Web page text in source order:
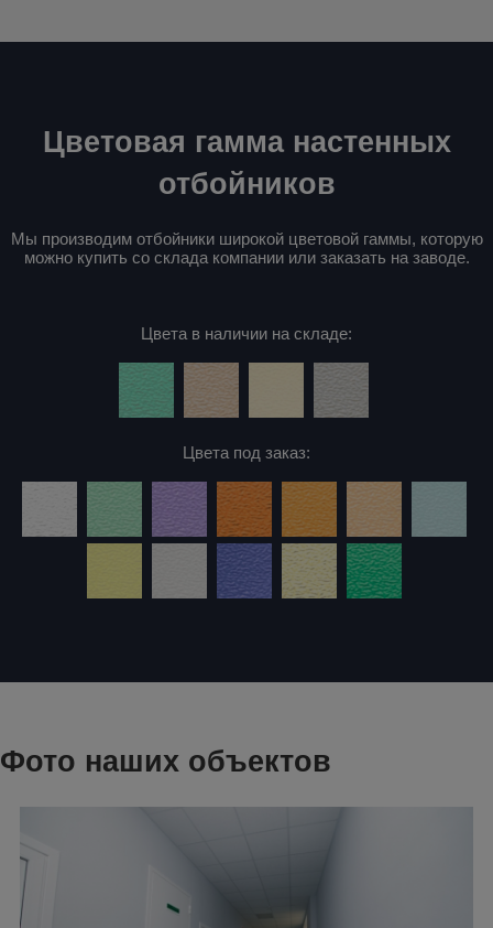
Цветовая гамма настенных
отбойников
Мы производим отбойники широкой цветовой гаммы, которую
можно купить со склада компании или заказать на заводе.
Цвета в наличии на складе:
Цвета под заказ:
Фото наших объектов